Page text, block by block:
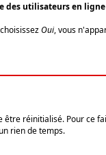
des utilisateurs en ligne
Oui, vous
réinitialisé. Pour ce
rien de temps.